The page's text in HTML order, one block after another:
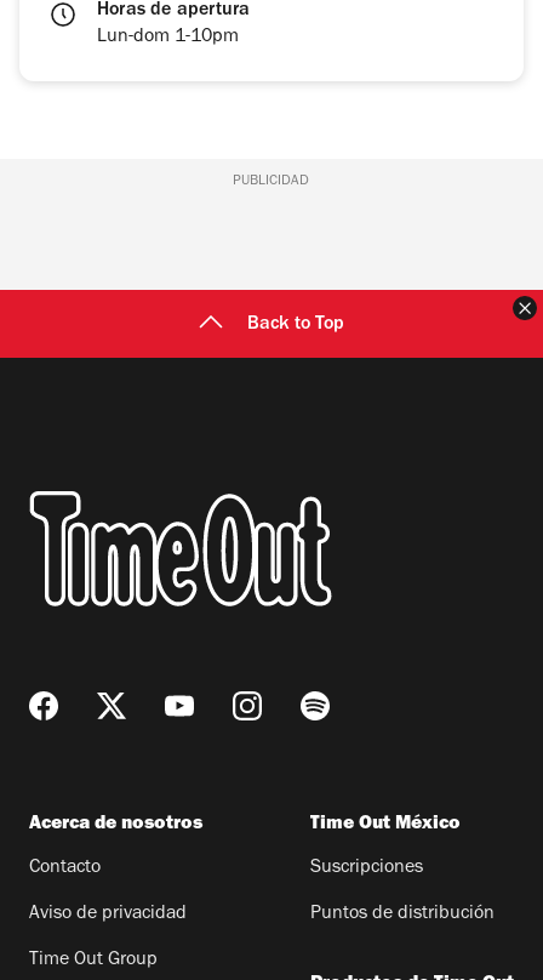
Horas de apertura
Lun-dom 1-10pm
PUBLICIDAD
Back to Top
Acerca de nosotros
Contacto
Aviso de privacidad
Time Out Group
Time Out México
Suscripciones
Puntos de distribución